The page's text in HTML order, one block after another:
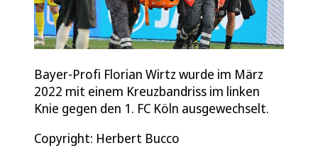
Bayer-Profi Florian Wirtz wurde im März
2022 mit einem Kreuzbandriss im linken
Knie gegen den 1. FC Köln ausgewechselt.
Copyright: Herbert Bucco